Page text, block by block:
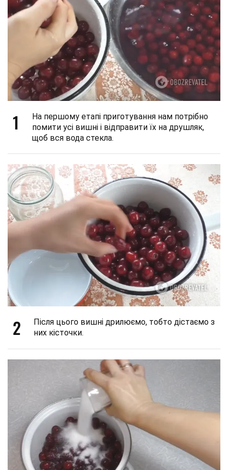
1
На першому етапі приготування нам потрібно
помити усі вишні і відправити їх на друшляк,
щоб вся вода стекла.
2
Після цього вишні дрилюємо, тобто дістаємо з
них кісточки.